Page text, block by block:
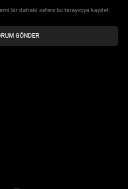
bir dahaki sefere bu tarayıcıya kaydet.